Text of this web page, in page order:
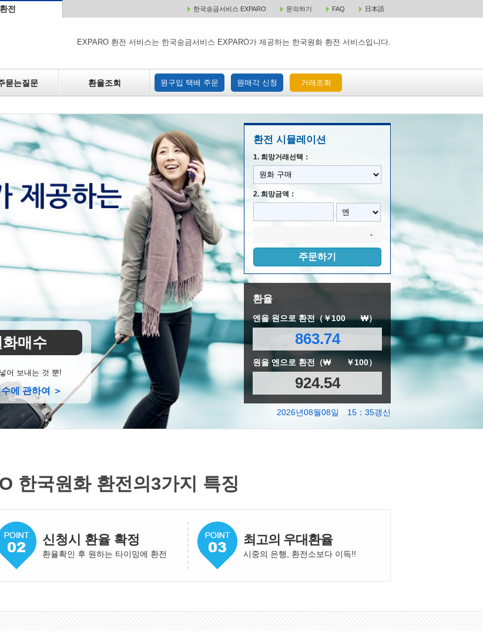
전 한국송금서비스 EXPARO 문의하기 FAQ 日本語
EXPARO 환전 서비스는 한국송금서비스 EXPARO가 제공하는 한국원화 환전 서비스입니다.
묻는질문 환율조회 원구입 택배 주문 원매각 신청 거래조회
매각 원구입 택배 주문 원매각 주문 거래조회
환전 시뮬레이션
1. 희망거래선택：
2. 희망금액：
-
주문하기
환율
엔을 원으로 환전（￥100 ₩）
863.74
원을 엔으로 환전（₩ ￥100）
924.54
2026년08월08일 15：35갱신
화매수
어 보내는 것 뿐!
에 관하여 ＞
한국원화 환전의 3가지 특징
신청시 환율 확정
환율확인 후 원하는 타이밍에 환전
최고의 우대환율
시중의 은행, 환전소보다 이득!!